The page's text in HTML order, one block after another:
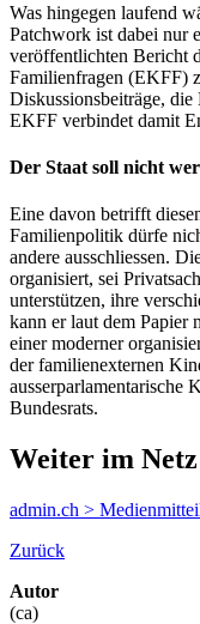
Was hingegen laufend
Patchwork ist dabei nur
veröffentlichten Bericht
Familienfragen (EKFF)
Diskussionsbeiträge,
EKFF verbindet damit
Der Staat soll nicht
Eine davon betrifft
Familienpolitik dürfe
andere ausschliessen.
organisiert, sei
unterstützen, ihre
kann er laut dem Papier
einer moderner
der familienexternen
ausserparlamentarische
Bundesrats.
Weiter im Netz
admin.ch >
Zurück
Autor
(ca)